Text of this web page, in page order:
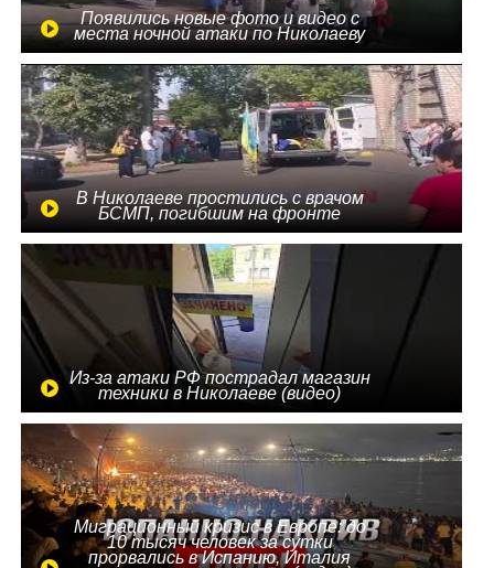
Появились новые фото и видео с
места ночной атаки по Николаеву
В Николаеве простились с врачом
БСМП, погибшим на фронте
Из-за атаки РФ пострадал магазин
техники в Николаеве (видео)
Миграционный кризис в Европе: до
10 тысяч человек за сутки
прорвались в Испанию, Италия